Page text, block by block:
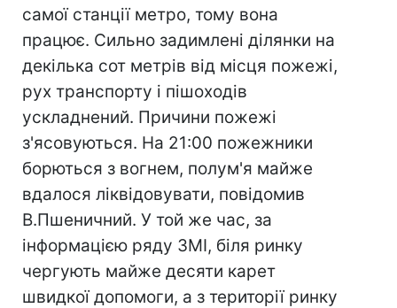
самої станції метро, тому вона
працює. Сильно задимлені ділянки на
декілька сот метрів від місця пожежі,
рух транспорту і пішоходів
ускладнений. Причини пожежі
з'ясовуються. На 21:00 пожежники
борються з вогнем, полум'я майже
вдалося ліквідовувати, повідомив
В.Пшеничний. У той же час, за
інформацією ряду ЗМІ, біля ринку
чергують майже десяти карет
швидкої допомоги, а з території ринку